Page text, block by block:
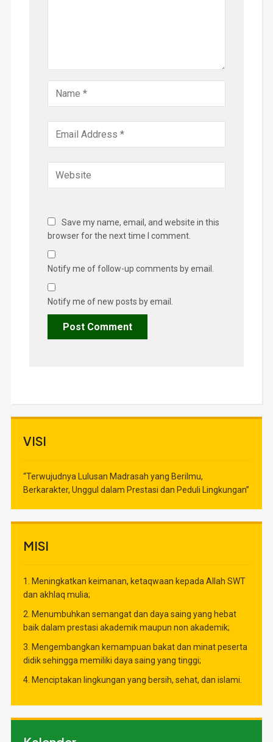
VISI
“Terwujudnya Lulusan Madrasah yang Berilmu,
Berkarakter, Unggul dalam Prestasi dan Peduli Lingkungan”
MISI
1. Meningkatkan keimanan, ketaqwaan kepada Allah SWT
dan akhlaq mulia;
2. Menumbuhkan semangat dan daya saing yang hebat
baik dalam prestasi akademik maupun non akademik;
3. Mengembangkan kemampuan bakat dan minat peserta
didik sehingga memiliki daya saing yang tinggi;
4. Menciptakan lingkungan yang bersih, sehat, dan islami.
Save my name, email, and website in this
browser for the next time I comment.
Notify me of follow-up comments by email.
Notify me of new posts by email.